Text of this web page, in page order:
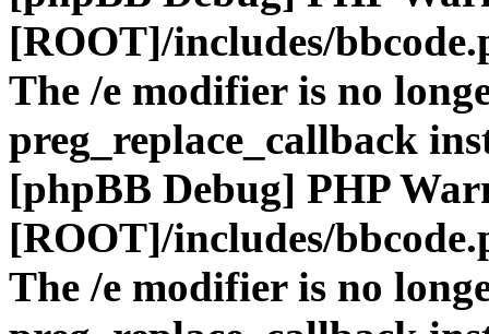
[ROOT]/includes/
The /e modifier is no
preg_replace_callback
[phpBB Debug] PHP
[ROOT]/includes/
The /e modifier is no